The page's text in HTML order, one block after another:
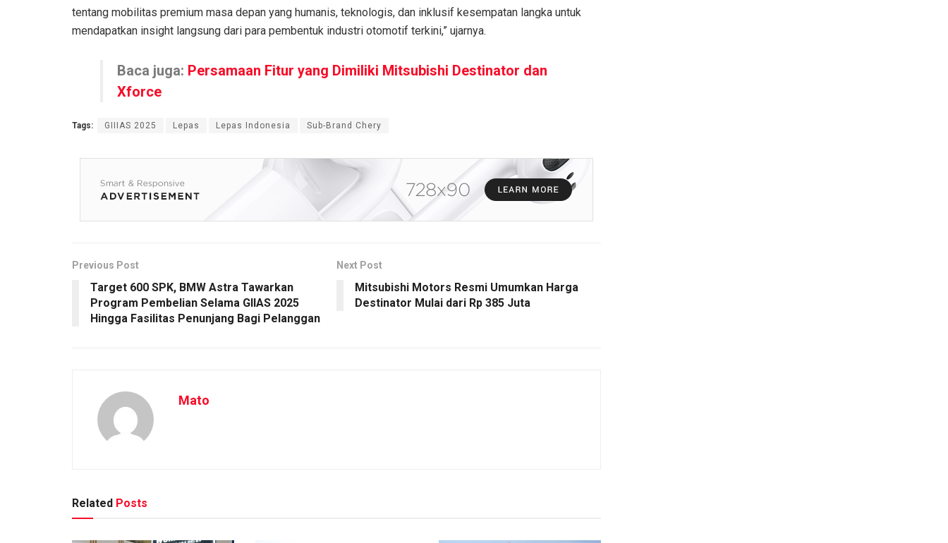
tentang mobilitas premium masa depan yang humanis, teknologis, dan inklusif kesempatan langka untuk
mendapatkan insight langsung dari para pembentuk industri otomotif terkini,” ujarnya.
Baca juga: Persamaan Fitur yang Dimiliki Mitsubishi Destinator dan
Xforce
Tags: GIIIAS 2025 Lepas Lepas Indonesia Sub-Brand Chery
Previous Post
Target 600 SPK, BMW Astra Tawarkan
Program Pembelian Selama GIIAS 2025
Hingga Fasilitas Penunjang Bagi Pelanggan
Next Post
Mitsubishi Motors Resmi Umumkan Harga
Destinator Mulai dari Rp 385 Juta
Mato
Related Posts